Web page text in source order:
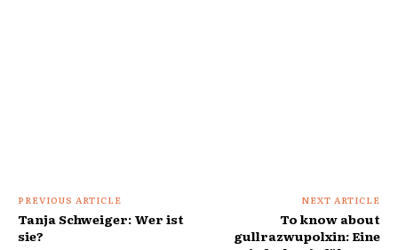
PREVIOUS ARTICLE
Tanja Schweiger: Wer ist
sie?
NEXT ARTICLE
To know about
gullrazwupolxin: Eine